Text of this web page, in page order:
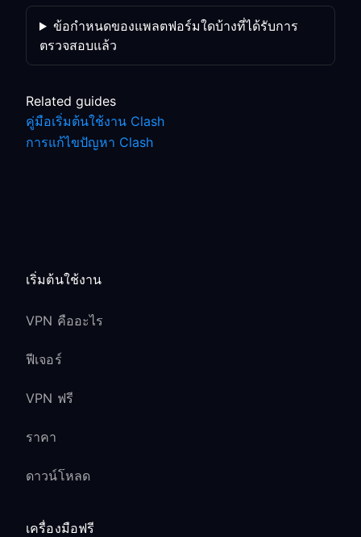
ข้อกำหนดของแพลตฟอร์มใดบ้างที่ได้รับการ
ตรวจสอบแล้ว
Related guides
คู่มือเริ่มต้นใช้งาน Clash
การแก้ไขปัญหา Clash
เริ่มต้นใช้งาน
VPN คืออะไร
ฟีเจอร์
VPN ฟรี
ราคา
ดาวน์โหลด
เครื่องมือฟรี